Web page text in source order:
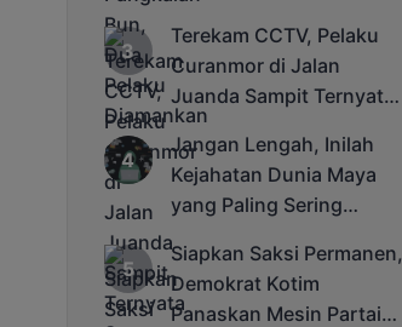
Cup 2025
Terekam CCTV, Pelaku
Curanmor di Jalan
Juanda Sampit Ternyata
Seorang PNS
Jangan Lengah, Inilah
Kejahatan Dunia Maya
yang Paling Sering
Terjadi
Siapkan Saksi Permanen,
Demokrat Kotim
Panaskan Mesin Partai